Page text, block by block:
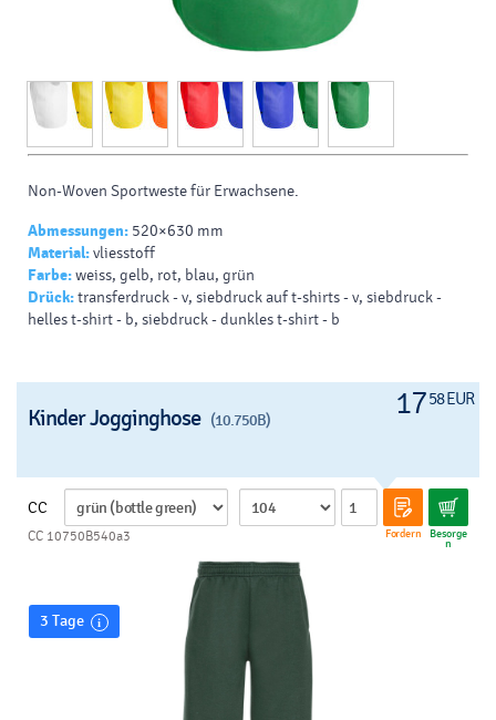
Non-Woven Sportweste für Erwachsene.
Abmessungen: 520×630 mm
Material:vliesstoff
Farbe:weiss, gelb, rot, blau, grün
Drück:transferdruck - v, siebdruck auf t-shirts - v, siebdruck -
helles t-shirt - b, siebdruck - dunkles t-shirt - b
1758 EUR
Kinder Jogginghose (10.750B)
CC
Fordern Besorge
n
CC 10750B540a3
3 Tage